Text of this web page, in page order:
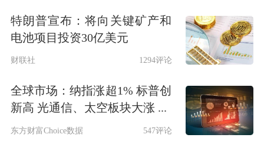
特朗普宣布：将向关键矿产和
电池项目投资30亿美元
财联社 1294评论
全球市场：纳指涨超1% 标普创
新高 光通信、太空板块大涨 ...
东方财富Choice数据 547评论